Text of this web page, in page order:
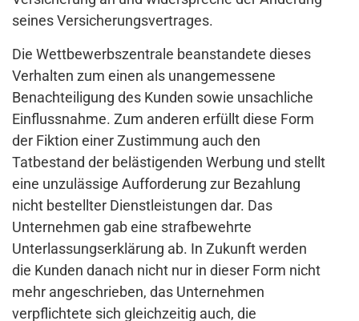
seines Versicherungsvertrages.
Die Wettbewerbszentrale beanstandete dieses
Verhalten zum einen als unangemessene
Benachteiligung des Kunden sowie unsachliche
Einflussnahme. Zum anderen erfüllt diese Form
der Fiktion einer Zustimmung auch den
Tatbestand der belästigenden Werbung und stellt
eine unzulässige Aufforderung zur Bezahlung
nicht bestellter Dienstleistungen dar. Das
Unternehmen gab eine strafbewehrte
Unterlassungserklärung ab. In Zukunft werden
die Kunden danach nicht nur in dieser Form nicht
mehr angeschrieben, das Unternehmen
verpflichtete sich gleichzeitig auch, die